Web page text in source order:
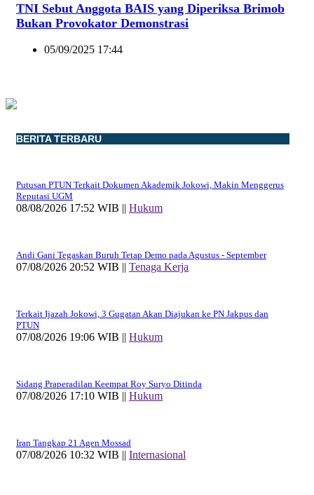
TNI Sebut Anggota BAIS yang Diperiksa Brimob
Bukan Provokator Demonstrasi
05/09/2025 17:44
BERITA TERBARU
Putusan PTUN Terkait Dokumen Akademik Jokowi, Makin Menggerus
Reputasi UGM
08/08/2026 17:52 WIB || Hukum
Andi Gani Tegaskan Buruh Tetap Demo pada Agustus - September
07/08/2026 20:52 WIB || Tenaga Kerja
Terkait Ijazah Jokowi, 3 Gugatan Akan Diajukan ke PN Jakpus dan
PTUN
07/08/2026 19:06 WIB || Hukum
Sidang Praperadilan Keempat Roy Suryo Ditinda
07/08/2026 17:10 WIB || Hukum
Iran Tangkap 21 Agen Mossad
07/08/2026 10:32 WIB || Internasional